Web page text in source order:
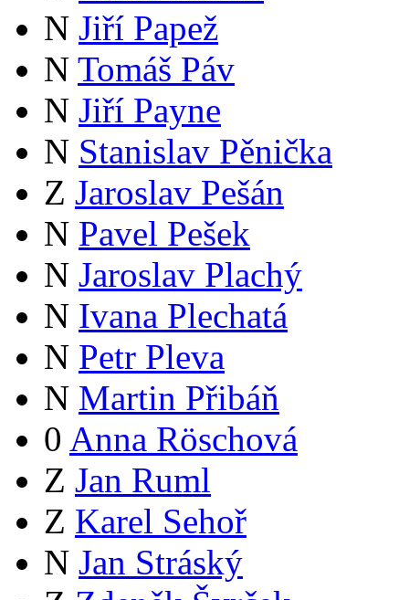
N Jiří Papež
N Tomáš Páv
N Jiří Payne
N Stanislav Pěnička
Z Jaroslav Pešán
N Pavel Pešek
N Jaroslav Plachý
N Ivana Plechatá
N Petr Pleva
N Martin Přibáň
0 Anna Röschová
Z Jan Ruml
Z Karel Sehoř
N Jan Stráský